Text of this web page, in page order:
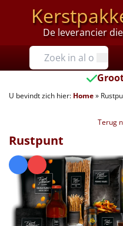
De leverancier
Prijzen
Tot €25
€25 tot €35
€40 tot €45
€45 tot €50
€50 tot €55
U bevindt zich hier: Home»
Terug
Rustpunt